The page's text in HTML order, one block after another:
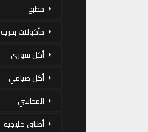
مطبخ
مأكولات بحرية
أكل سورى
أكل صيامي
المحاشي
أطباق خليجية